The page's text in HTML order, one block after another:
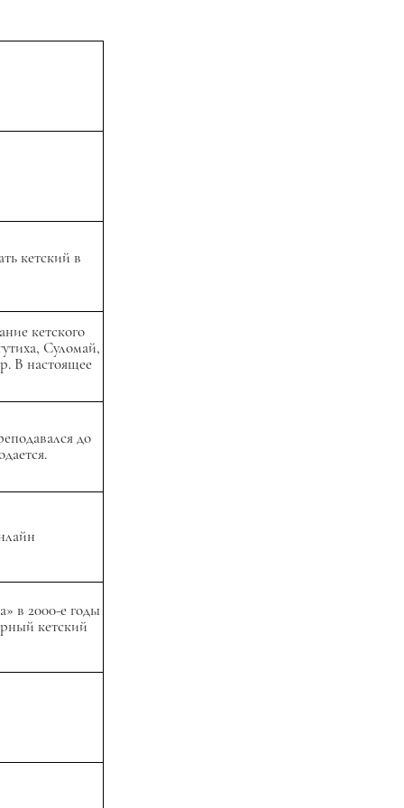
кетский в
кетского
Суломай,
В настоящее
до
в 2000-е годы
кетский